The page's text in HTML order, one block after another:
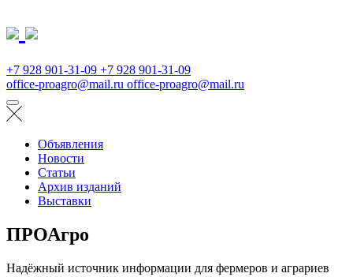
+7 928 901-31-09 +7 928 901-31-09
office-proagro@mail.ru office-proagro@mail.ru
Объявления
Новости
Статьи
Архив изданий
Выставки
ПРОАгро
Надёжный источник информации для фермеров и аграриев